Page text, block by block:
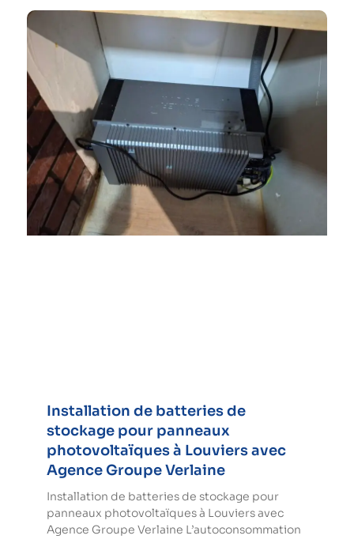
Installation de batteries de
stockage pour panneaux
photovoltaïques à Louviers avec
Agence Groupe Verlaine
Installation de batteries de stockage pour
panneaux photovoltaïques à Louviers avec
Agence Groupe Verlaine L’autoconsommation